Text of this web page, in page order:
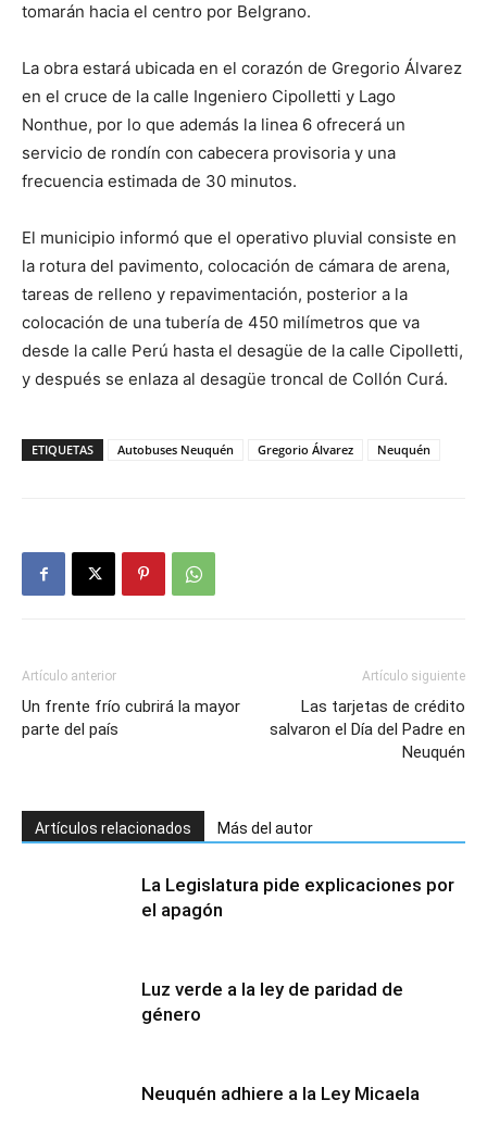
tomarán hacia el centro por Belgrano.
La obra estará ubicada en el corazón de Gregorio Álvarez
en el cruce de la calle Ingeniero Cipolletti y Lago
Nonthue, por lo que además la linea 6 ofrecerá un
servicio de rondín con cabecera provisoria y una
frecuencia estimada de 30 minutos.
El municipio informó que el operativo pluvial consiste en
la rotura del pavimento, colocación de cámara de arena,
tareas de relleno y repavimentación, posterior a la
colocación de una tubería de 450 milímetros que va
desde la calle Perú hasta el desagüe de la calle Cipolletti,
y después se enlaza al desagüe troncal de Collón Curá.
ETIQUETAS Autobuses Neuquén Gregorio Álvarez Neuquén
Artículo anterior
Un frente frío cubrirá la mayor
parte del país
Artículo siguiente
Las tarjetas de crédito
salvaron el Día del Padre en
Neuquén
Artículos relacionados Más del autor
La Legislatura pide explicaciones por
el apagón
Luz verde a la ley de paridad de
género
Neuquén adhiere a la Ley Micaela